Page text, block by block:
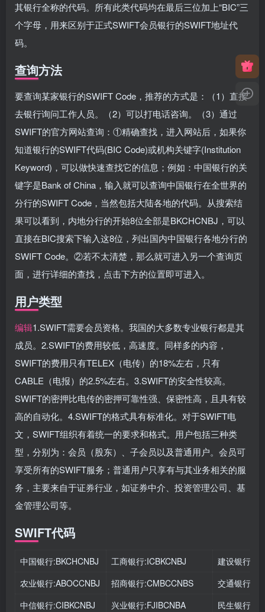
其银行全称的代码。所有此类代码均在最后三位加上“BIC”三
个字母，用来区别于正式SWIFT会员银行的SWIFT地址代
码。
查询方法
要查询某家银行的SWIFT Code，推荐的方式是：（1）直接
去银行询问工作人员。（2）可以打电话咨询。（3）通过
SWIFT的官方网站查询：①精确查找，进入网站后，如果你
知道银行的SWIFT代码(BIC Code)或机构关键字(Institution
Keyword)，可以做快速查找它的信息；例如：中国银行的关
键字是Bank of China，输入就可以查询中国银行在全世界的
分行的SWIFT Code，当然包括大陆各地的代码。从搜索结
果可以看到，内地分行的开始8位全部是BKCHCNBJ，可以
直接在BIC搜索下输入这8位，列出国内中国银行各地分行的
SWIFT Code。②若不太清楚，那么就可进入另一个查询页
面，进行详细的查找，点击下方的位置即可进入。
用户类型
编辑1.SWIFT需要会员资格。我国的大多数专业银行都是其
成员。2.SWIFT的费用较低，高速度。同样多的内容，
SWIFT的费用只有TELEX（电传）的18%左右，只有
CABLE（电报）的2.5%左右。3.SWIFT的安全性较高。
SWIFT的密押比电传的密押可靠性强、保密性高，且具有较
高的自动化。4.SWIFT的格式具有标准化。对于SWIFT电
文，SWIFT组织有着统一的要求和格式。用户包括三种类
型，分别为：会员（股东）、子会员以及普通用户。会员可
享受所有的SWIFT服务；普通用户只享有与其业务相关的服
务，主要来自于证券行业，如证券中介、投资管理公司、基
金管理公司等。
SWIFT代码
中国银行:BKCHCNBJ 工商银行:ICBKCNBJ
建设银行
农业银行:ABOCCNBJ
招商银行:CMBCCNBS
交通银行
中信银行:CIBKCNBJ
兴业银行:FJIBCNBA
民生银行